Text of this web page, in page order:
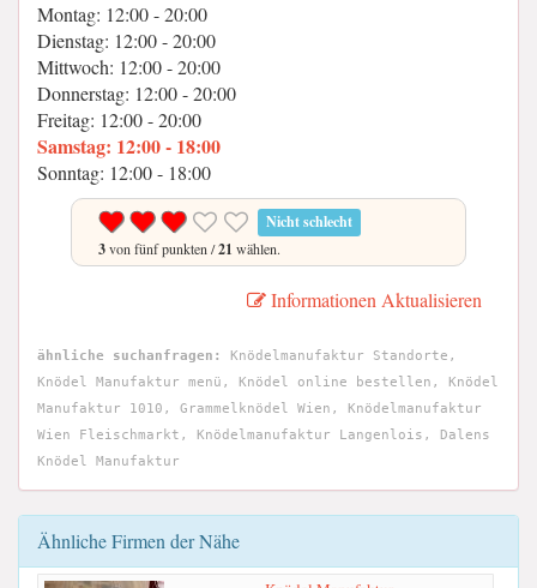
Montag: 12:00 - 20:00
Dienstag: 12:00 - 20:00
Mittwoch: 12:00 - 20:00
Donnerstag: 12:00 - 20:00
Freitag: 12:00 - 20:00
Samstag: 12:00 - 18:00
Sonntag: 12:00 - 18:00
Nicht schlecht
3von fünf punkten /21 wählen.
Informationen Aktualisieren
ähnliche suchanfragen:
Knödelmanufaktur Standorte,
Knödel Manufaktur menü, Knödel online bestellen, Knödel
Manufaktur 1010, Grammelknödel Wien, Knödelmanufaktur
Wien Fleischmarkt, Knödelmanufaktur Langenlois, Dalens
Knödel Manufaktur
Ähnliche Firmen der Nähe